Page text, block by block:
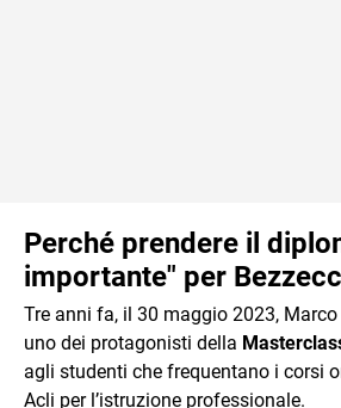
Perché prendere il
importante" per
Tre anni fa, il 30 maggio 2023,
uno dei protagonisti della
agli studenti che frequentano i corsi
Acli per l’istruzione professionale.